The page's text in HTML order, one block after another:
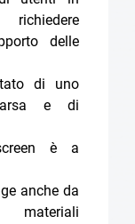
delle
di uno
e di
è a
anche da